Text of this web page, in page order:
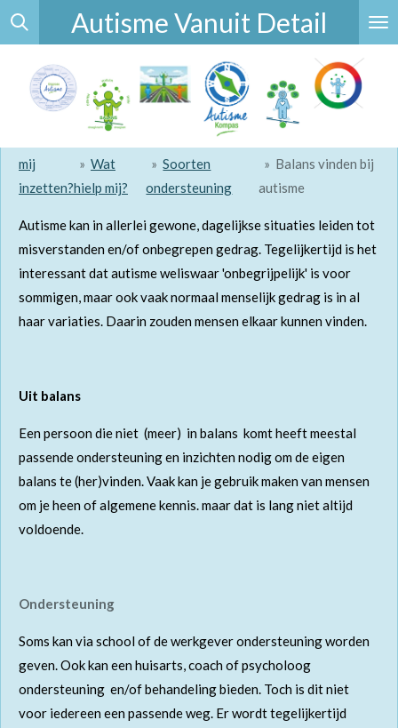
Ga
direct
hoofdinhoud
Autisme Vanuit Detail
mij
inzetten?
» Wat
hielp mij?
» Soorten
ondersteuning
» Balans vinden bij
autisme
Autisme kan in allerlei gewone, dagelijkse situaties leiden tot
misverstanden en/of onbegrepen gedrag. Tegelijkertijd is het
interessant dat autisme weliswaar 'onbegrijpelijk' is voor
sommigen, maar ook vaak normaal menselijk gedrag is in al
haar variaties. Daarin zouden mensen elkaar kunnen vinden.
Uit balans
Een persoon die niet (meer) in balans komt heeft meestal
passende ondersteuning en inzichten nodig om de eigen
balans te (her)vinden. Vaak kan je gebruik maken van mensen
om je heen of algemene kennis. maar dat is lang niet altijd
voldoende.
Ondersteuning
Soms kan via school of de werkgever ondersteuning worden
geven. Ook kan een huisarts, coach of psycholoog
ondersteuning en/of behandeling bieden. Toch is dit niet
voor iedereen een passende weg. Er wordt tegelijkertijd